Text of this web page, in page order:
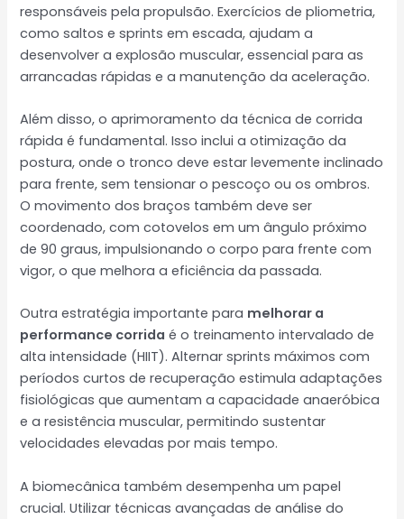
responsáveis pela propulsão. Exercícios de pliometria,
como saltos e sprints em escada, ajudam a
desenvolver a explosão muscular, essencial para as
arrancadas rápidas e a manutenção da aceleração.
Além disso, o aprimoramento da técnica de corrida
rápida é fundamental. Isso inclui a otimização da
postura, onde o tronco deve estar levemente inclinado
para frente, sem tensionar o pescoço ou os ombros.
O movimento dos braços também deve ser
coordenado, com cotovelos em um ângulo próximo
de 90 graus, impulsionando o corpo para frente com
vigor, o que melhora a eficiência da passada.
Outra estratégia importante para melhorar a
performance corrida é o treinamento intervalado de
alta intensidade (HIIT). Alternar sprints máximos com
períodos curtos de recuperação estimula adaptações
fisiológicas que aumentam a capacidade anaeróbica
e a resistência muscular, permitindo sustentar
velocidades elevadas por mais tempo.
A biomecânica também desempenha um papel
crucial. Utilizar técnicas avançadas de análise do